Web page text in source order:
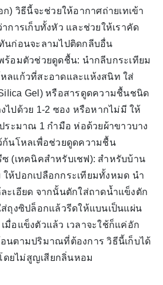
) วิธีนี้จะช่วยให้อากาศถ่ายเทเข้า
การเก็บทั้งหัว และช่วยให้เราคัด
นก่อนจะลามไปติดกลีบอื่น
ร้อมตัวช่วยดูดชื้น: นำกลีบกระเทียม
ลแก้วที่สะอาดและแห้งสนิท ใส่
Gel) หรือสารดูดความชื้นชนิด
ไปด้วย 1-2 ซอง หรือหากไม่มี ให้
ระมาณ 1 กำมือ ห่อด้วยผ้าขาวบาง
ก้นโหลเพื่อช่วยดูดความชื้น
(เทคนิคสำหรับเชฟ): สำหรับบ้าน
ห้ปอกเปลือกกระเทียมทั้งหมด นำ
ะเอียด จากนั้นตักใส่ถาดน้ำแข็งตัก
ถุงซิปล็อกแล้วรีดให้แบนเป็นแผ่น
มื่อแข็งตัวแล้ว เวลาจะใช้ก็แค่อัก
นตามปริมาณที่ต้องการ วิธีนี้เก็บได้
ดยไม่สูญเสียกลิ่นหอม